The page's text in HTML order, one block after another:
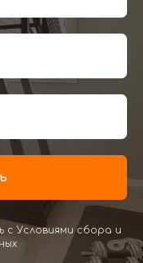
с Условиями сбора и